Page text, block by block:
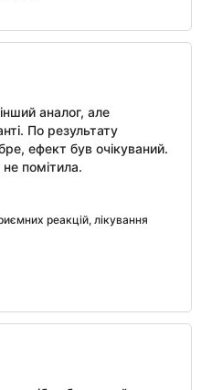
аналог, але
По результату
ефект був очікуваний.
не помітила.
реакцій, лікування